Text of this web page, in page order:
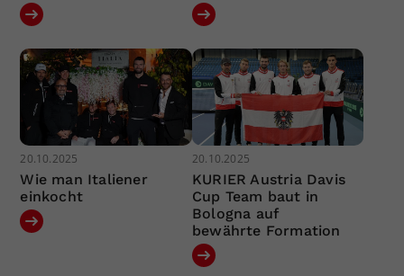
20.10.2025
Wie man Italiener
einkocht
20.10.2025
KURIER Austria Davis
Cup Team baut in
Bologna auf
bewährte Formation